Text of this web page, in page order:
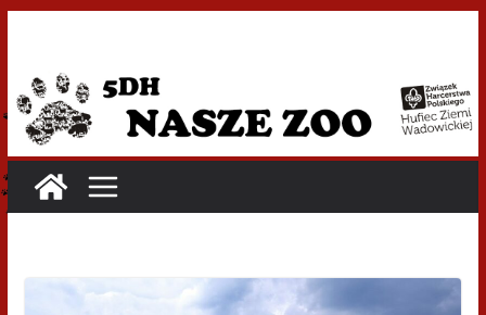
treści